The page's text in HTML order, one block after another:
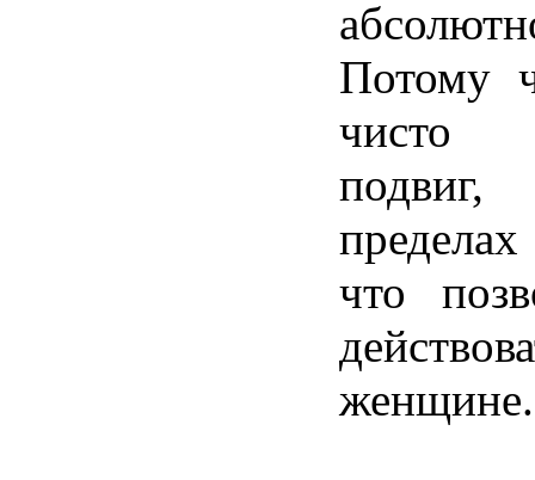
Потому
чисто
что
женщине.